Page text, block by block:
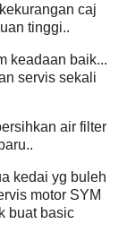
caj
tinggi..
keadaan baik...
servis sekali
air filter
kedai yg buleh
motor SYM
buat basic